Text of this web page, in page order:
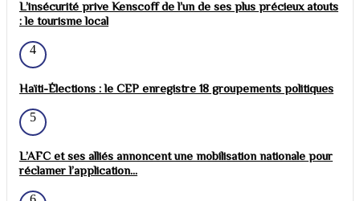
L’insécurité prive Kenscoff de l’un de ses plus précieux atouts
: le tourisme local
4
Haïti-Élections : le CEP enregistre 18 groupements politiques
5
L’AFC et ses alliés annoncent une mobilisation nationale pour
réclamer l’application...